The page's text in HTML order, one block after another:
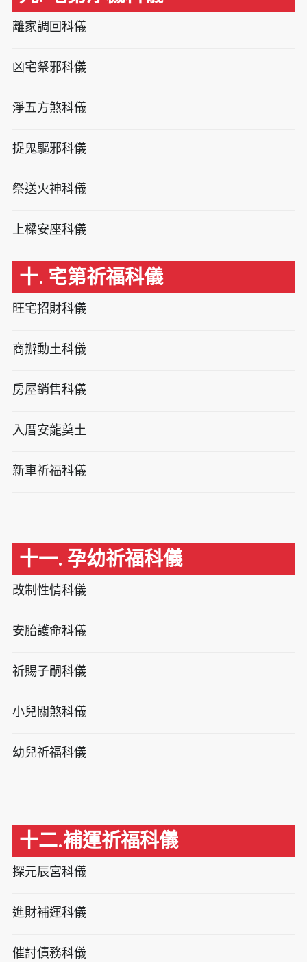
離家調回科儀
凶宅祭邪科儀
淨五方煞科儀
捉鬼驅邪科儀
祭送火神科儀
上樑安座科儀
十. 宅第祈福科儀
旺宅招財科儀
商辦動土科儀
房屋銷售科儀
入厝安龍奠土
新車祈福科儀
十一. 孕幼祈福科儀
改制性情科儀
安胎護命科儀
祈賜子嗣科儀
小兒關煞科儀
幼兒祈福科儀
十二.補運祈福科儀
探元辰宮科儀
進財補運科儀
催討債務科儀